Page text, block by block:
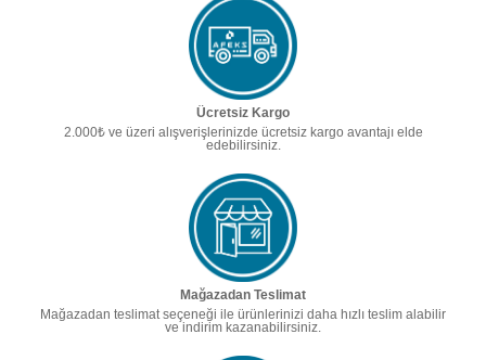
Ücretsiz Kargo
2.000₺ ve üzeri alışverişlerinizde ücretsiz kargo avantajı elde
edebilirsiniz.
Mağazadan Teslimat
Mağazadan teslimat seçeneği ile ürünlerinizi daha hızlı teslim alabilir
ve indirim kazanabilirsiniz.